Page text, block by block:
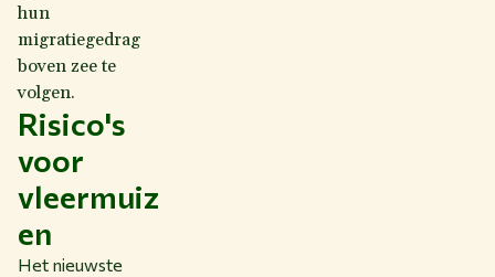
hun
migratiegedrag
boven zee te
volgen.
Risico's
voor
vleermuiz
en
Het nieuwste